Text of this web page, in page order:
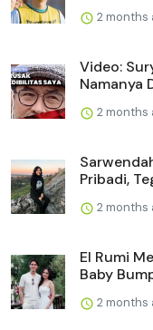
2 months
Video:
Namanya
2 months
Pribadi,
2 months
El Rumi
Baby
2 months